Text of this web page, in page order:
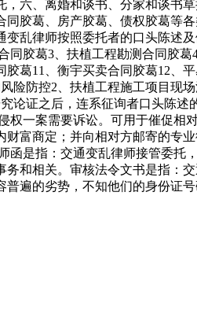
六、离婚和谈书、分家和谈书
胶葛、房产胶葛、债权胶葛等
乱律师按照委托者的口头陈述
胶葛3、扶植工程勘测合同胶
葛11、衡宇买卖合同胶葛12、
险防控2、扶植工程施工项目现
论证之后，连系征询者口头陈
一案需要诉讼。可用于催促
富商定；并向相对方邮寄的专
是指：交通变乱律师接管委
和相关。审核法令文书是指：
遍的劣势，不知他们的身份证号